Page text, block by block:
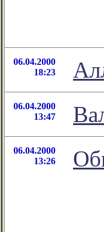
06.04.2000
18:23
06.04.2000
13:47
06.04.2000
13:26